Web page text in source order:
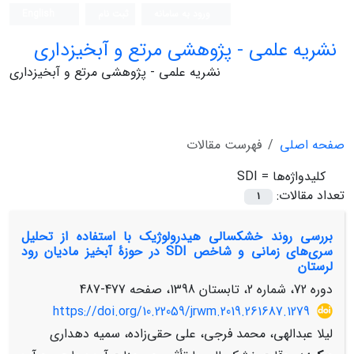
نشریه علمی - پژوهشی مرتع و آبخیزداری
نشریه علمی - پژوهشی مرتع و آبخیزداری
صفحه اصلی
فهرست مقالات
کلیدواژه‌ها = SDI
تعداد مقالات:
1
بررسی روند خشکسالی هیدرولوژیک با استفاده از تحلیل
سری‌های زمانی و شاخص SDI در حوزۀ آبخیز مادیان رود
لرستان
دوره 72، شماره 2، تابستان 1398، صفحه
477-487
https://doi.org/10.22059/jrwm.2019.261687.1279
لیلا عبدالهی، محمد فرجی، علی حقی‌زاده، سمیه دهداری